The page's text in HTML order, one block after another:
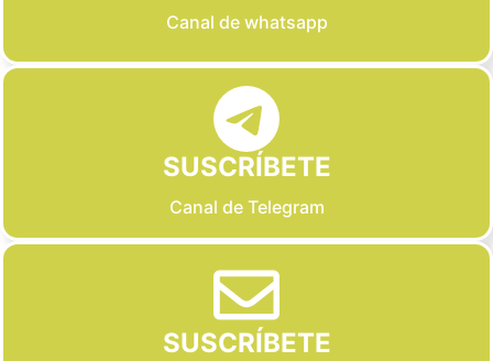
Canal de whatsapp
SUSCRÍBETE
Canal de Telegram
SUSCRÍBETE